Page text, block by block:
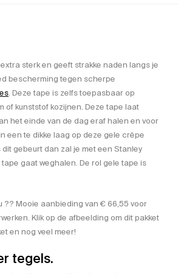
sterk en geeft strakke naden langs je
bescherming tegen scherpe
. Deze tape is zelfs toepasbaar op
of kunststof kozijnen. Deze tape laat
het einde van de dag eraf halen en voor
een te dikke laag op deze gele crêpe
gebeurt dan zal je met een Stanley
gaat weghalen. De rol gele tape is
?? Mooie aanbieding van € 66,55 voor
Klik op de afbeelding om dit pakket
en nog veel meer!
tegels.